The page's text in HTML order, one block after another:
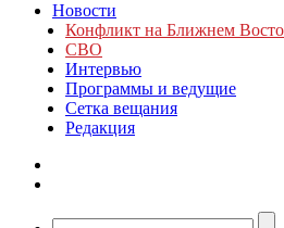
Новости
Конфликт на Ближнем
СВО
Интервью
Программы и ведущие
Сетка вещания
Редакция